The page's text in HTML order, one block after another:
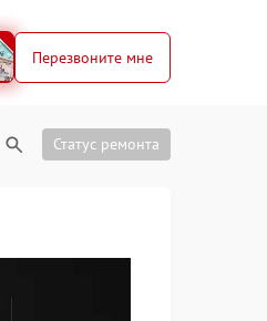
Перезвоните мне
Статус ремонта